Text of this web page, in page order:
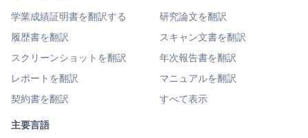
学業成績証明書を翻訳する
研究論文を翻訳
履歴書を翻訳
スキャン文書を翻訳
スクリーンショットを翻訳
年次報告書を翻訳
レポートを翻訳
マニュアルを翻訳
契約書を翻訳
すべて表示
主要言語